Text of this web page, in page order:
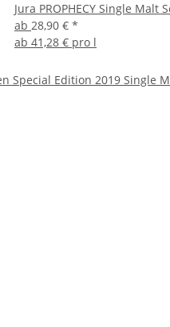
Jura PROPHECY Single Malt
ab 28,90 € *
ab 41,28 € pro l